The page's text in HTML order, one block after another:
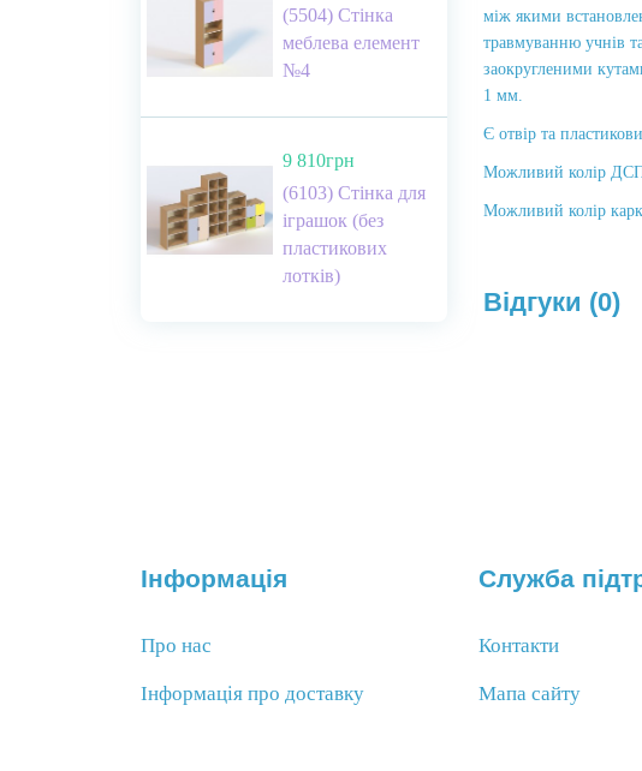
(5504) Стінка
меблева елемент
№4
9 810грн
(6103) Стінка для
іграшок (без
пластикових
лотків)
між якими
травмуванню учнів
заокругленими
1 мм.
Є отвір та
Можливий колір ДСП:
Можливий колір
Відгуки (0)
Інформація
Про нас
Інформація про доставку
Служба
Контакти
Мапа сайту